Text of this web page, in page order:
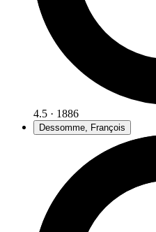
4.5 · 1886
Dessomme, François